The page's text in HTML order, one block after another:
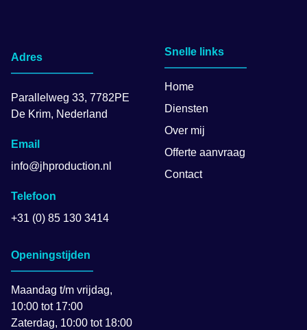
Adres
Parallelweg 33, 7782PE
De Krim, Nederland
Email
info@jhproduction.nl
Telefoon
+31 (0) 85 130 3414
Snelle links
Home
Diensten
Over mij
Offerte aanvraag
Contact
Openingstijden
Maandag t/m vrijdag,
10:00 tot 17:00
Zaterdag, 10:00 tot 18:00